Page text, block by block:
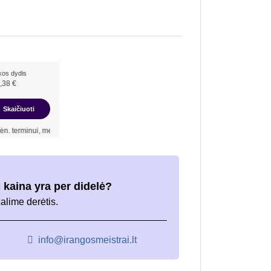
dydis
€
Skaičiuoti
palūkanų norma –
kaina yra per didelė?
derėtis.
info@irangosmeistrai.lt